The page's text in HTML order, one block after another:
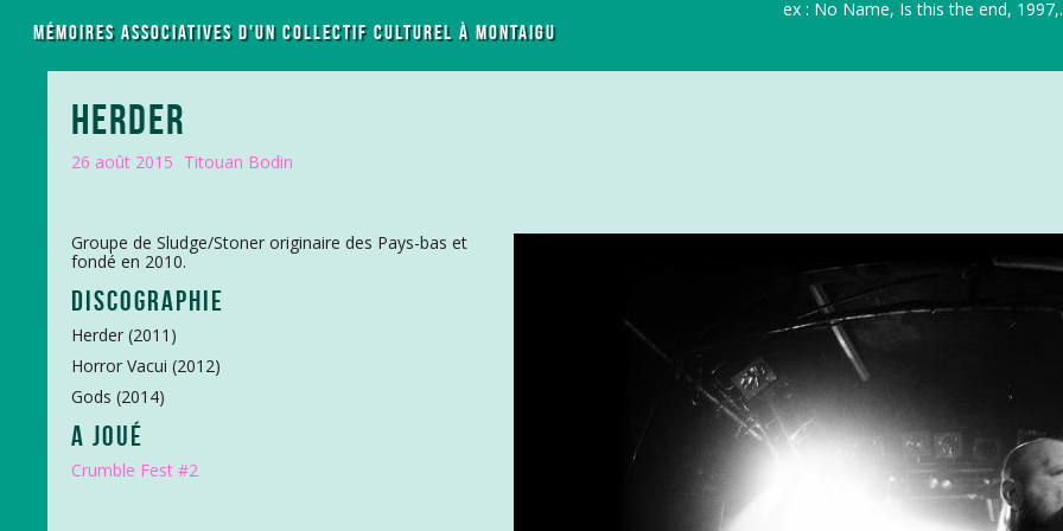
MÉMOIRES ASSOCIATIVES D'UN COLLECTIF CULTUREL À MONTAIGU
r
ex : No Name, Is this the end,
HERDER
26 août 2015 Titouan Bodin
Groupe de Sludge/Stoner originaire des Pays-bas et
fondé en 2010.
DISCOGRAPHIE
Herder (2011)
Horror Vacui (2012)
Gods (2014)
A JOUÉ
Crumble Fest #2